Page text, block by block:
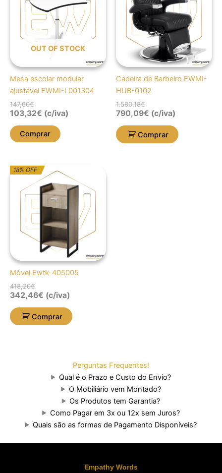
OUT OF STOCK
Mesa escolar modular
ajustável EWMI-L001304
147,60€
147,60€.
103,32€.
103,32€ (c/iva)
Comprar
Cadeira de Barbeiro EWMI-
HUB-0102
1.580,18€
1.580,18€.
790,09€.
790,09€ (c/iva)
Comprar
18% OFF
Móvel Ewtk-405005
418,20€
O
preço
original
era:
418,20€.
O
preço
atual
é:
342,46€.
342,46€ (c/iva)
Comprar
Perguntas Frequentes!
Qual é o Prazo e Custo do Envio?
O Mobiliário vem Montado?
Os Produtos tem Garantia?
Como Pagar em 3x ou 12x sem Juros?
Quais são as formas de Pagamento Disponíveis?
Empathy Words